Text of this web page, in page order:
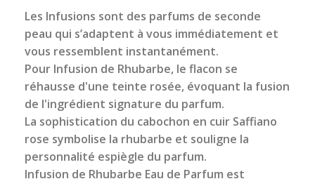
Les Infusions sont des parfums de seconde
peau qui s’adaptent à vous immédiatement et
vous ressemblent instantanément.
Pour Infusion de Rhubarbe, le flacon se
réhausse d'une teinte rosée, évoquant la fusion
de l'ingrédient signature du parfum.
La sophistication du cabochon en cuir Saffiano
rose symbolise la rhubarbe et souligne la
personnalité espiègle du parfum.
Infusion de Rhubarbe Eau de Parfum est